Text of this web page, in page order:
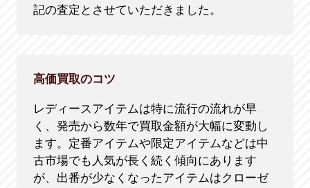
記の査定とさせていただきました。
高価買取のコツ
レディースアイテムは特に流行の流れが早
く、発売から数年で買取金額が大幅に変動し
ます。定番アイテムや限定アイテムなどは中
古市場でも人気が長く続く傾向にあります
が、出番が少なくなったアイテムはクローゼ